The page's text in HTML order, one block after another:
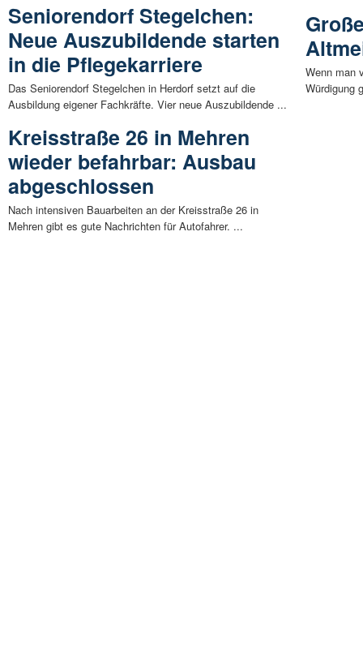
Seniorendorf Stegelchen:
Neue Auszubildende starten
in die Pflegekarriere
Das Seniorendorf Stegelchen in Herdorf setzt auf die
Ausbildung eigener Fachkräfte. Vier neue Auszubildende ...
Kreisstraße 26 in Mehren
wieder befahrbar: Ausbau
abgeschlossen
Nach intensiven Bauarbeiten an der Kreisstraße 26 in
Mehren gibt es gute Nachrichten für Autofahrer. ...
Wenn man
Würdigung